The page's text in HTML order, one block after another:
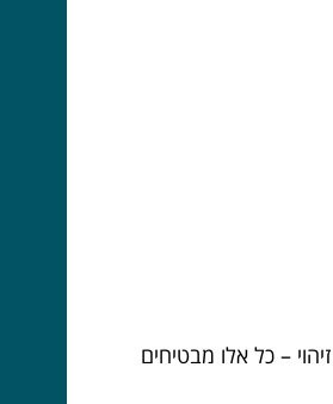
– כל אלו מבטיחים